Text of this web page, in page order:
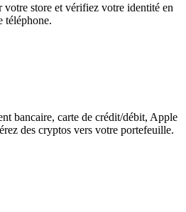
store et vérifiez votre identité en
téléphone.
bancaire, carte de crédit/débit, Apple
des cryptos vers votre portefeuille.